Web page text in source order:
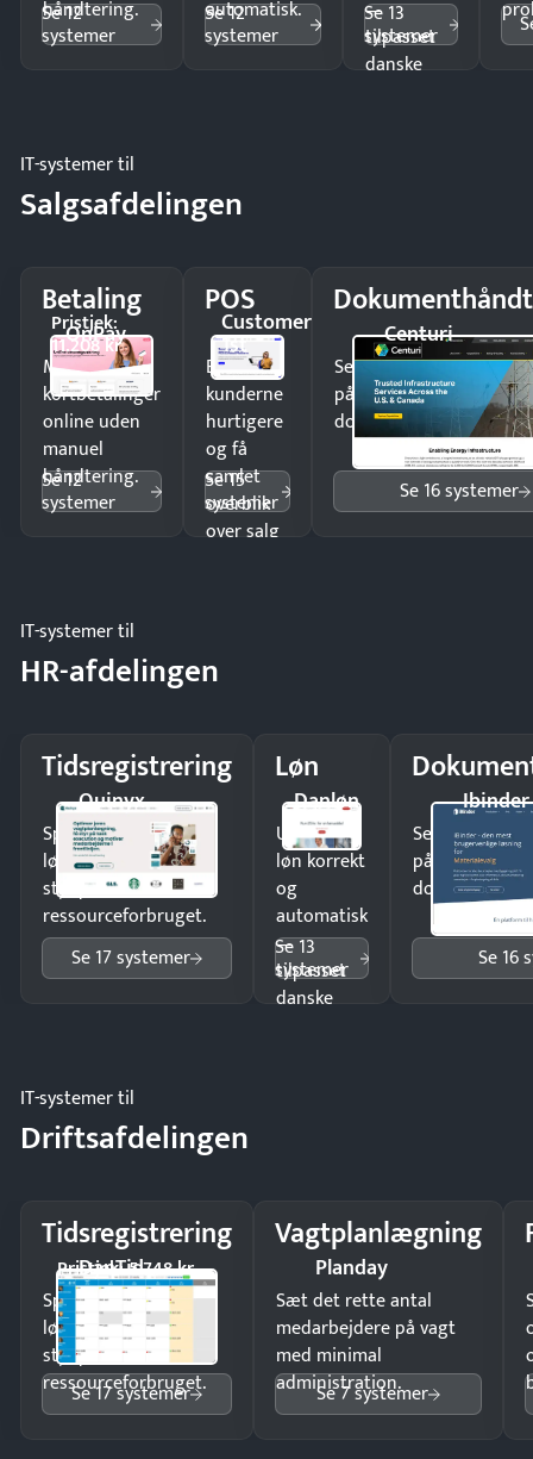
håndtering.
Se 12
systemer
automatisk.
Se 12
systemer
—
tilpasset
danske
Se 13
systemer
IT-systemer til
Salgsafdelingen
Betaling
OnPay
Pristjek:
11.208 kr
Modtag
kortbetalinger
online uden
manuel
håndtering.
Se 12
systemer
POS
Customer
1st
Ekspedér
kunderne
hurtigere
og få
samlet
overblik
over salg
Se 15
systemer
Centuri
Send kontrakter til
på minutter og mist
dokumenter.
Se 16 systemer
IT-systemer til
HR-afdelingen
Tidsregistrering
Quinyx
Spar tid på
lønberegning og få
styr på
ressourceforbruget.
Se 17 systemer
Løn
Danløn
Udbetal
løn korrekt
og
automatisk
—
tilpasset
danske
Se 13
systemer
Ibinder
Send
på minutter
dokumenter.
Se 16
IT-systemer til
Driftsafdelingen
Tidsregistrering
DanTid
Pristjek: 5.748 kr
Spar tid på
lønberegning og få
styr på
ressourceforbruget.
Se 17 systemer
Vagtplanlægning
Planday
Sæt det rette antal
medarbejdere på vagt
med minimal
administration.
Se 7 systemer